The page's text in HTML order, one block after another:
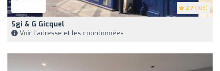
2.7 (106)
Sgi & G Gicquel
Voir l'adresse et les coordonnées